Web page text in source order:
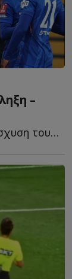
–
Η Τσέλσι συνεχίζει δυναμικά την ενίσχυση του ρόστερ τ...